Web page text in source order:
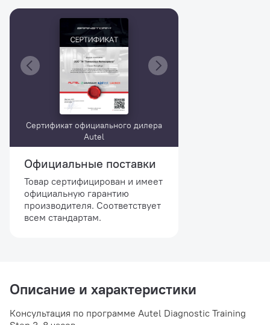
Сертификат официального дилера
Autel
Официальные поставки
Товар сертифицирован и имеет
официальную гарантию
производителя. Соответствует
всем стандартам.
Описание и характеристики
Консультация по программе Autel Diagnostic Training